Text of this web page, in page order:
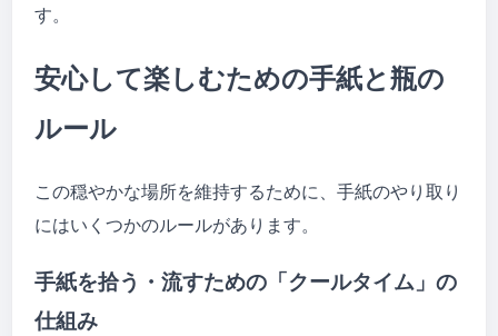
す。
安心して楽しむための手紙と瓶の
ルール
この穏やかな場所を維持するために、手紙のやり取り
にはいくつかのルールがあります。
手紙を拾う・流すための「クールタイム」の
仕組み